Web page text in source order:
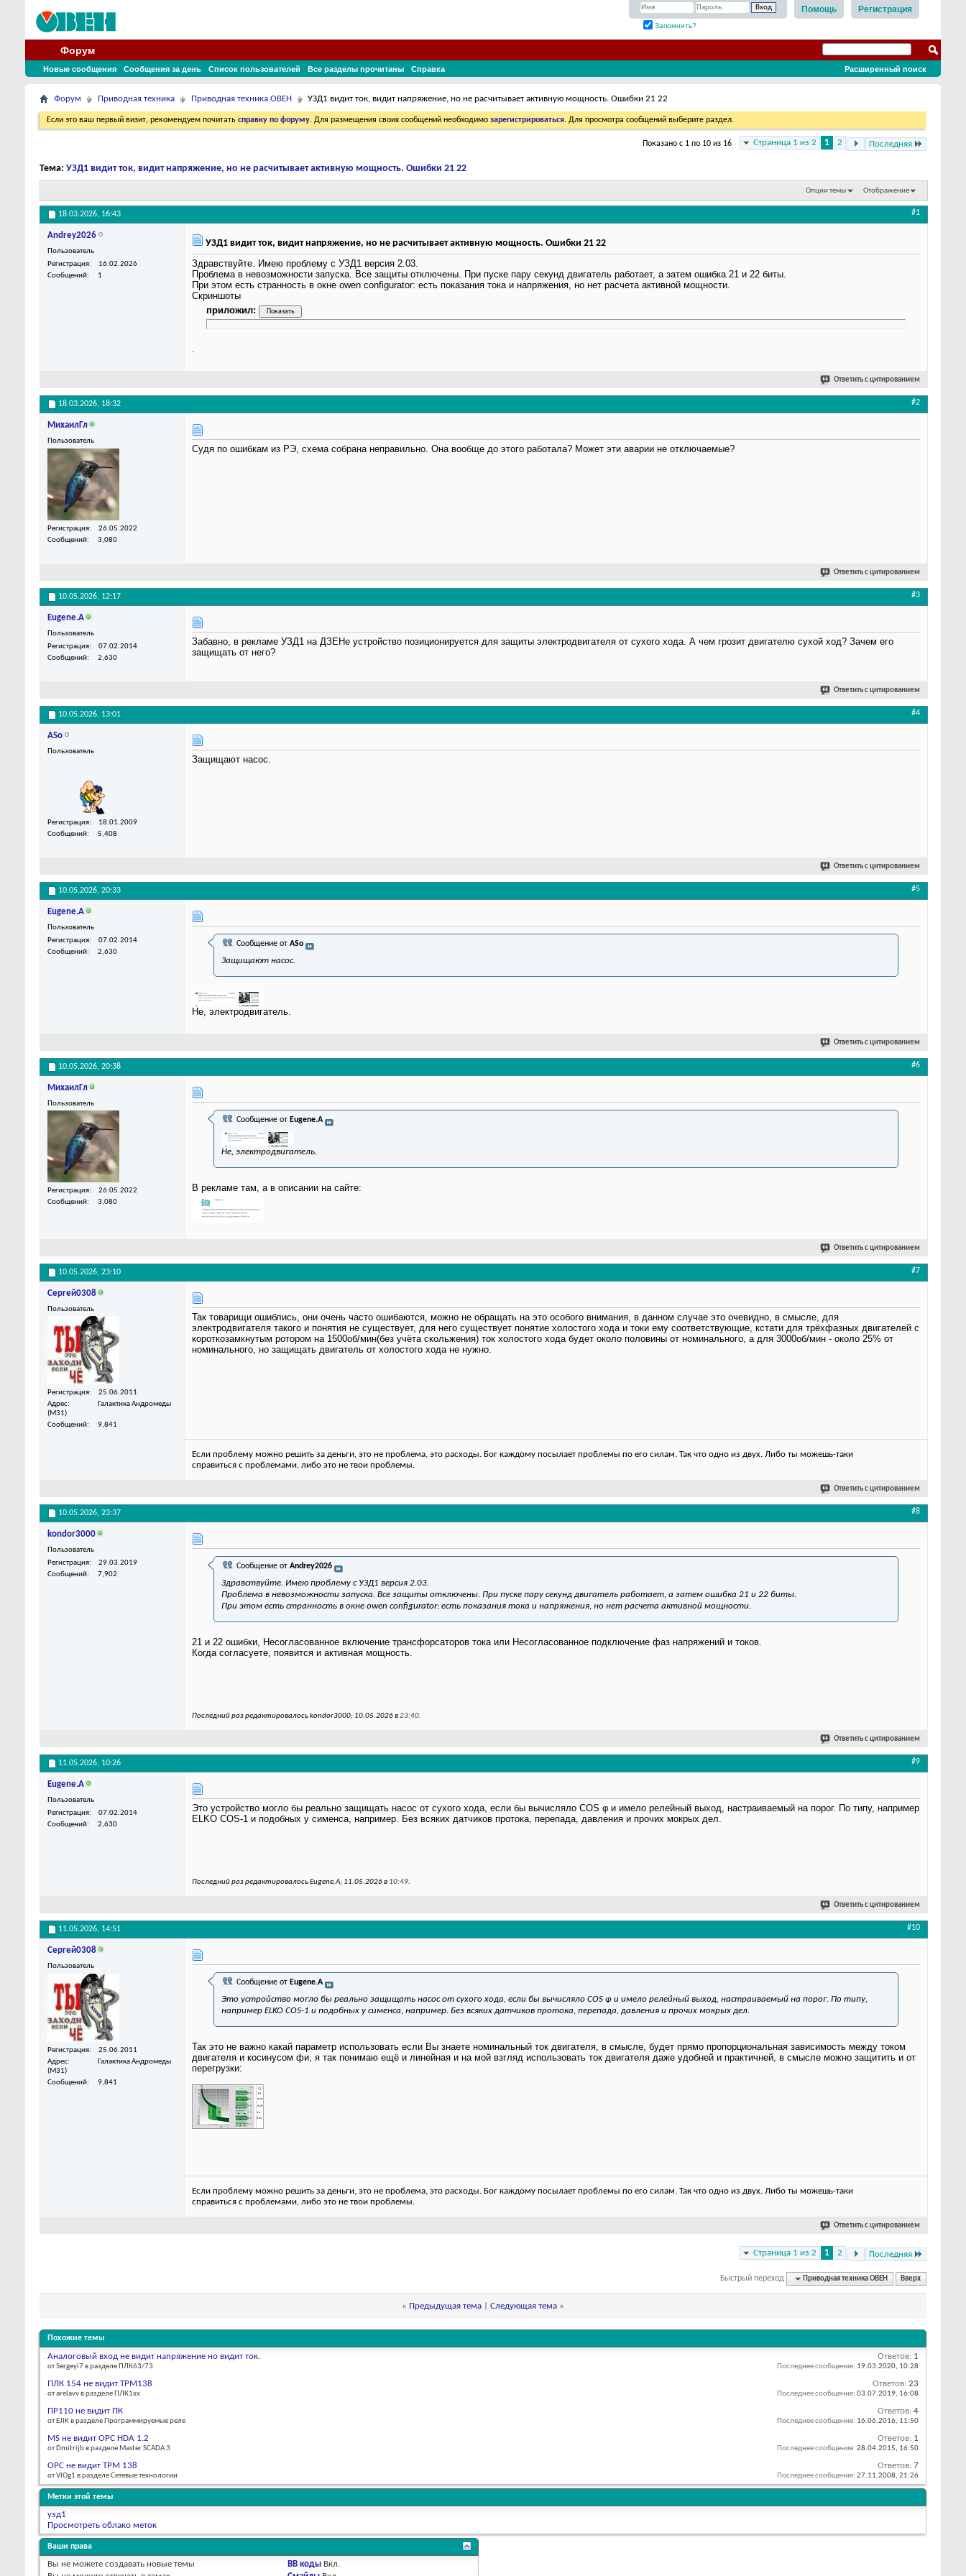
Регистрация
Помощь
Запомнить?
Форум
Новые сообщения Сообщения за день Список пользователей Все разделы прочитаны Справка Расширенный поиск
Форум Приводная техника Приводная техника ОВЕН УЗД1 видит ток, видит напряжение, но не расчитывает активную мощность. Ошибки 21 22
Если это ваш первый визит, рекомендуем почитать справку по форуму. Для размещения своих сообщений необходимо зарегистрироваться. Для просмотра сообщений выберите раздел.
Страница 1 из 2 1 2 Последняя
Показано с 1 по 10 из 16
Тема: УЗД1 видит ток, видит напряжение, но не расчитывает активную мощность. Ошибки 21 22
Опции темы Отображение
18.03.2026, 16:43 #1
Andrey2026
Пользователь
Регистрация
16.02.2026
Сообщений
1
УЗД1 видит ток, видит напряжение, но не расчитывает активную мощность. Ошибки 21 22
Здравствуйте. Имею проблему с УЗД1 версия 2.03.
Проблема в невозможности запуска. Все защиты отключены. При пуске пару секунд двигатель работает, а затем ошибка 21 и 22 биты.
При этом есть странность в окне owen configurator: есть показания тока и напряжения, но нет расчета активной мощности.
Скриншоты
приложил:
.
Ответить с цитированием
18.03.2026, 18:32 #2
МихаилГл
Пользователь
Регистрация
26.05.2022
Сообщений
3,080
Судя по ошибкам из РЭ, схема собрана неправильно. Она вообще до этого работала? Может эти аварии не отключаемые?
Ответить с цитированием
10.05.2026, 12:17 #3
Eugene.A
Пользователь
Регистрация
07.02.2014
Сообщений
2,630
Забавно, в рекламе УЗД1 на ДЗЕНе устройство позиционируется для защиты электродвигателя от сухого хода. А чем грозит двигателю сухой ход? Зачем его
защищать от него?
Ответить с цитированием
10.05.2026, 13:01 #4
ASo
Пользователь
Регистрация
18.01.2009
Сообщений
5,408
Защищают насос.
Ответить с цитированием
10.05.2026, 20:33 #5
Eugene.A
Пользователь
Регистрация
07.02.2014
Сообщений
2,630
Сообщение от ASo
Защищают насос.
Не, электродвигатель.
Ответить с цитированием
10.05.2026, 20:38 #6
МихаилГл
Пользователь
Регистрация
26.05.2022
Сообщений
3,080
Сообщение от Eugene.A
Не, электродвигатель.
В рекламе там, а в описании на сайте:
Ответить с цитированием
10.05.2026, 23:10 #7
Сергей0308
Пользователь
Регистрация
25.06.2011
Адрес
Галактика Андромеды
(M31)
Сообщений
9,841
Так товарищи ошиблись, они очень часто ошибаются, можно не обращать на это особого внимания, в данном случае это очевидно, в смысле, для
электродвигателя такого и понятия не существует, для него существует понятие холостого хода и токи ему соответствующие, кстати для трёхфазных двигателей с
короткозамкнутым ротором на 1500об/мин(без учёта скольжения) ток холостого хода будет около половины от номинального, а для 3000об/мин - около 25% от
номинального, но защищать двигатель от холостого хода не нужно.
Если проблему можно решить за деньги, это не проблема, это расходы. Бог каждому посылает проблемы по его силам. Так что одно из двух. Либо ты можешь-таки
справиться с проблемами, либо это не твои проблемы.
Ответить с цитированием
10.05.2026, 23:37 #8
kondor3000
Пользователь
Регистрация
29.03.2019
Сообщений
7,902
Сообщение от Andrey2026
Здравствуйте. Имею проблему с УЗД1 версия 2.03.
Проблема в невозможности запуска. Все защиты отключены. При пуске пару секунд двигатель работает, а затем ошибка 21 и 22 биты.
При этом есть странность в окне owen configurator: есть показания тока и напряжения, но нет расчета активной мощности.
21 и 22 ошибки, Несогласованное включение трансфорсаторов тока или Несогласованное подключение фаз напряжений и токов.
Когда согласуете, появится и активная мощность.
Последний раз редактировалось kondor3000; 10.05.2026 в23:40.
Ответить с цитированием
11.05.2026, 10:26 #9
Eugene.A
Пользователь
Регистрация
07.02.2014
Сообщений
2,630
Это устройство могло бы реально защищать насос от сухого хода, если бы вычисляло COS φ и имело релейный выход, настраиваемый на порог. По типу, например
ELKO COS-1 и подобных у сименса, например. Без всяких датчиков протока, перепада, давления и прочих мокрых дел.
Последний раз редактировалось Eugene.A; 11.05.2026 в 10:49.
Ответить с цитированием
11.05.2026, 14:51 #10
Сергей0308
Пользователь
Регистрация
25.06.2011
Адрес
Галактика Андромеды
(M31)
Сообщений
9,841
Сообщение от Eugene.A
Это устройство могло бы реально защищать насос от сухого хода, если бы вычисляло COS φ и имело релейный выход, настраиваемый на порог. По типу,
например ELKO COS-1 и подобных у сименса, например. Без всяких датчиков протока, перепада, давления и прочих мокрых дел.
Так это не важно какай параметр использовать если Вы знаете номинальный ток двигателя, в смысле, будет прямо пропорциональная зависимость между током
двигателя и косинусом фи, я так понимаю ещё и линейная и на мой взгляд использовать ток двигателя даже удобней и практичней, в смысле можно защитить и от
перегрузки:
Если проблему можно решить за деньги, это не проблема, это расходы. Бог каждому посылает проблемы по его силам. Так что одно из двух. Либо ты можешь-таки
справиться с проблемами, либо это не твои проблемы.
Ответить с цитированием
Страница 1 из 2 1 2 Последняя
Быстрый переход Приводная техника ОВЕН Вверх
« Предыдущая тема Следующая тема »
Похожие темы
Аналоговый вход не видит напряжение но видит ток.
от Sergeyi7 в разделе ПЛК63/73
Ответов: 1
Последнее сообщение: 19.03.2020, 10:28
ПЛК 154 не видит ТРМ138
от arelavv в разделе ПЛК1хх
Ответов: 23
Последнее сообщение: 03.07.2019, 16:08
ПР110 не видит ПК
от EJIK в разделе Программируемые реле
Ответов: 4
Последнее сообщение: 16.06.2016, 11:50
MS не видит OPC HDA 1.2
от Dmitrijb в разделе Master SCADA 3
Ответов: 1
Последнее сообщение: 28.04.2015, 16:50
ОРС не видит ТРМ 138
от VlOg1 в разделе Сетевые технологии
Ответов: 7
Последнее сообщение: 27.11.2008, 21:26
Метки этой темы
узд1
Просмотреть облако меток
Ваши права
Вы не можете создавать новые темы
BB коды Вкл.